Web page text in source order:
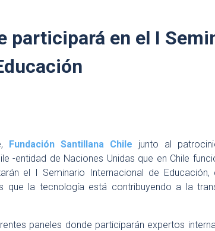
participará en el I
Fundación Santillana Chile junto al
-entidad de Naciones Unidas que en Chile
el I Seminario Internacional de
que la tecnología está contribuyendo a la
paneles donde participarán expertos